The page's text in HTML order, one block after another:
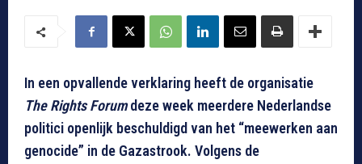
In een opvallende verklaring heeft de organisatie
The Rights Forumdeze week meerdere Nederlandse
politici openlijk beschuldigd van het “meewerken aan
genocide” in de Gazastrook. Volgens de